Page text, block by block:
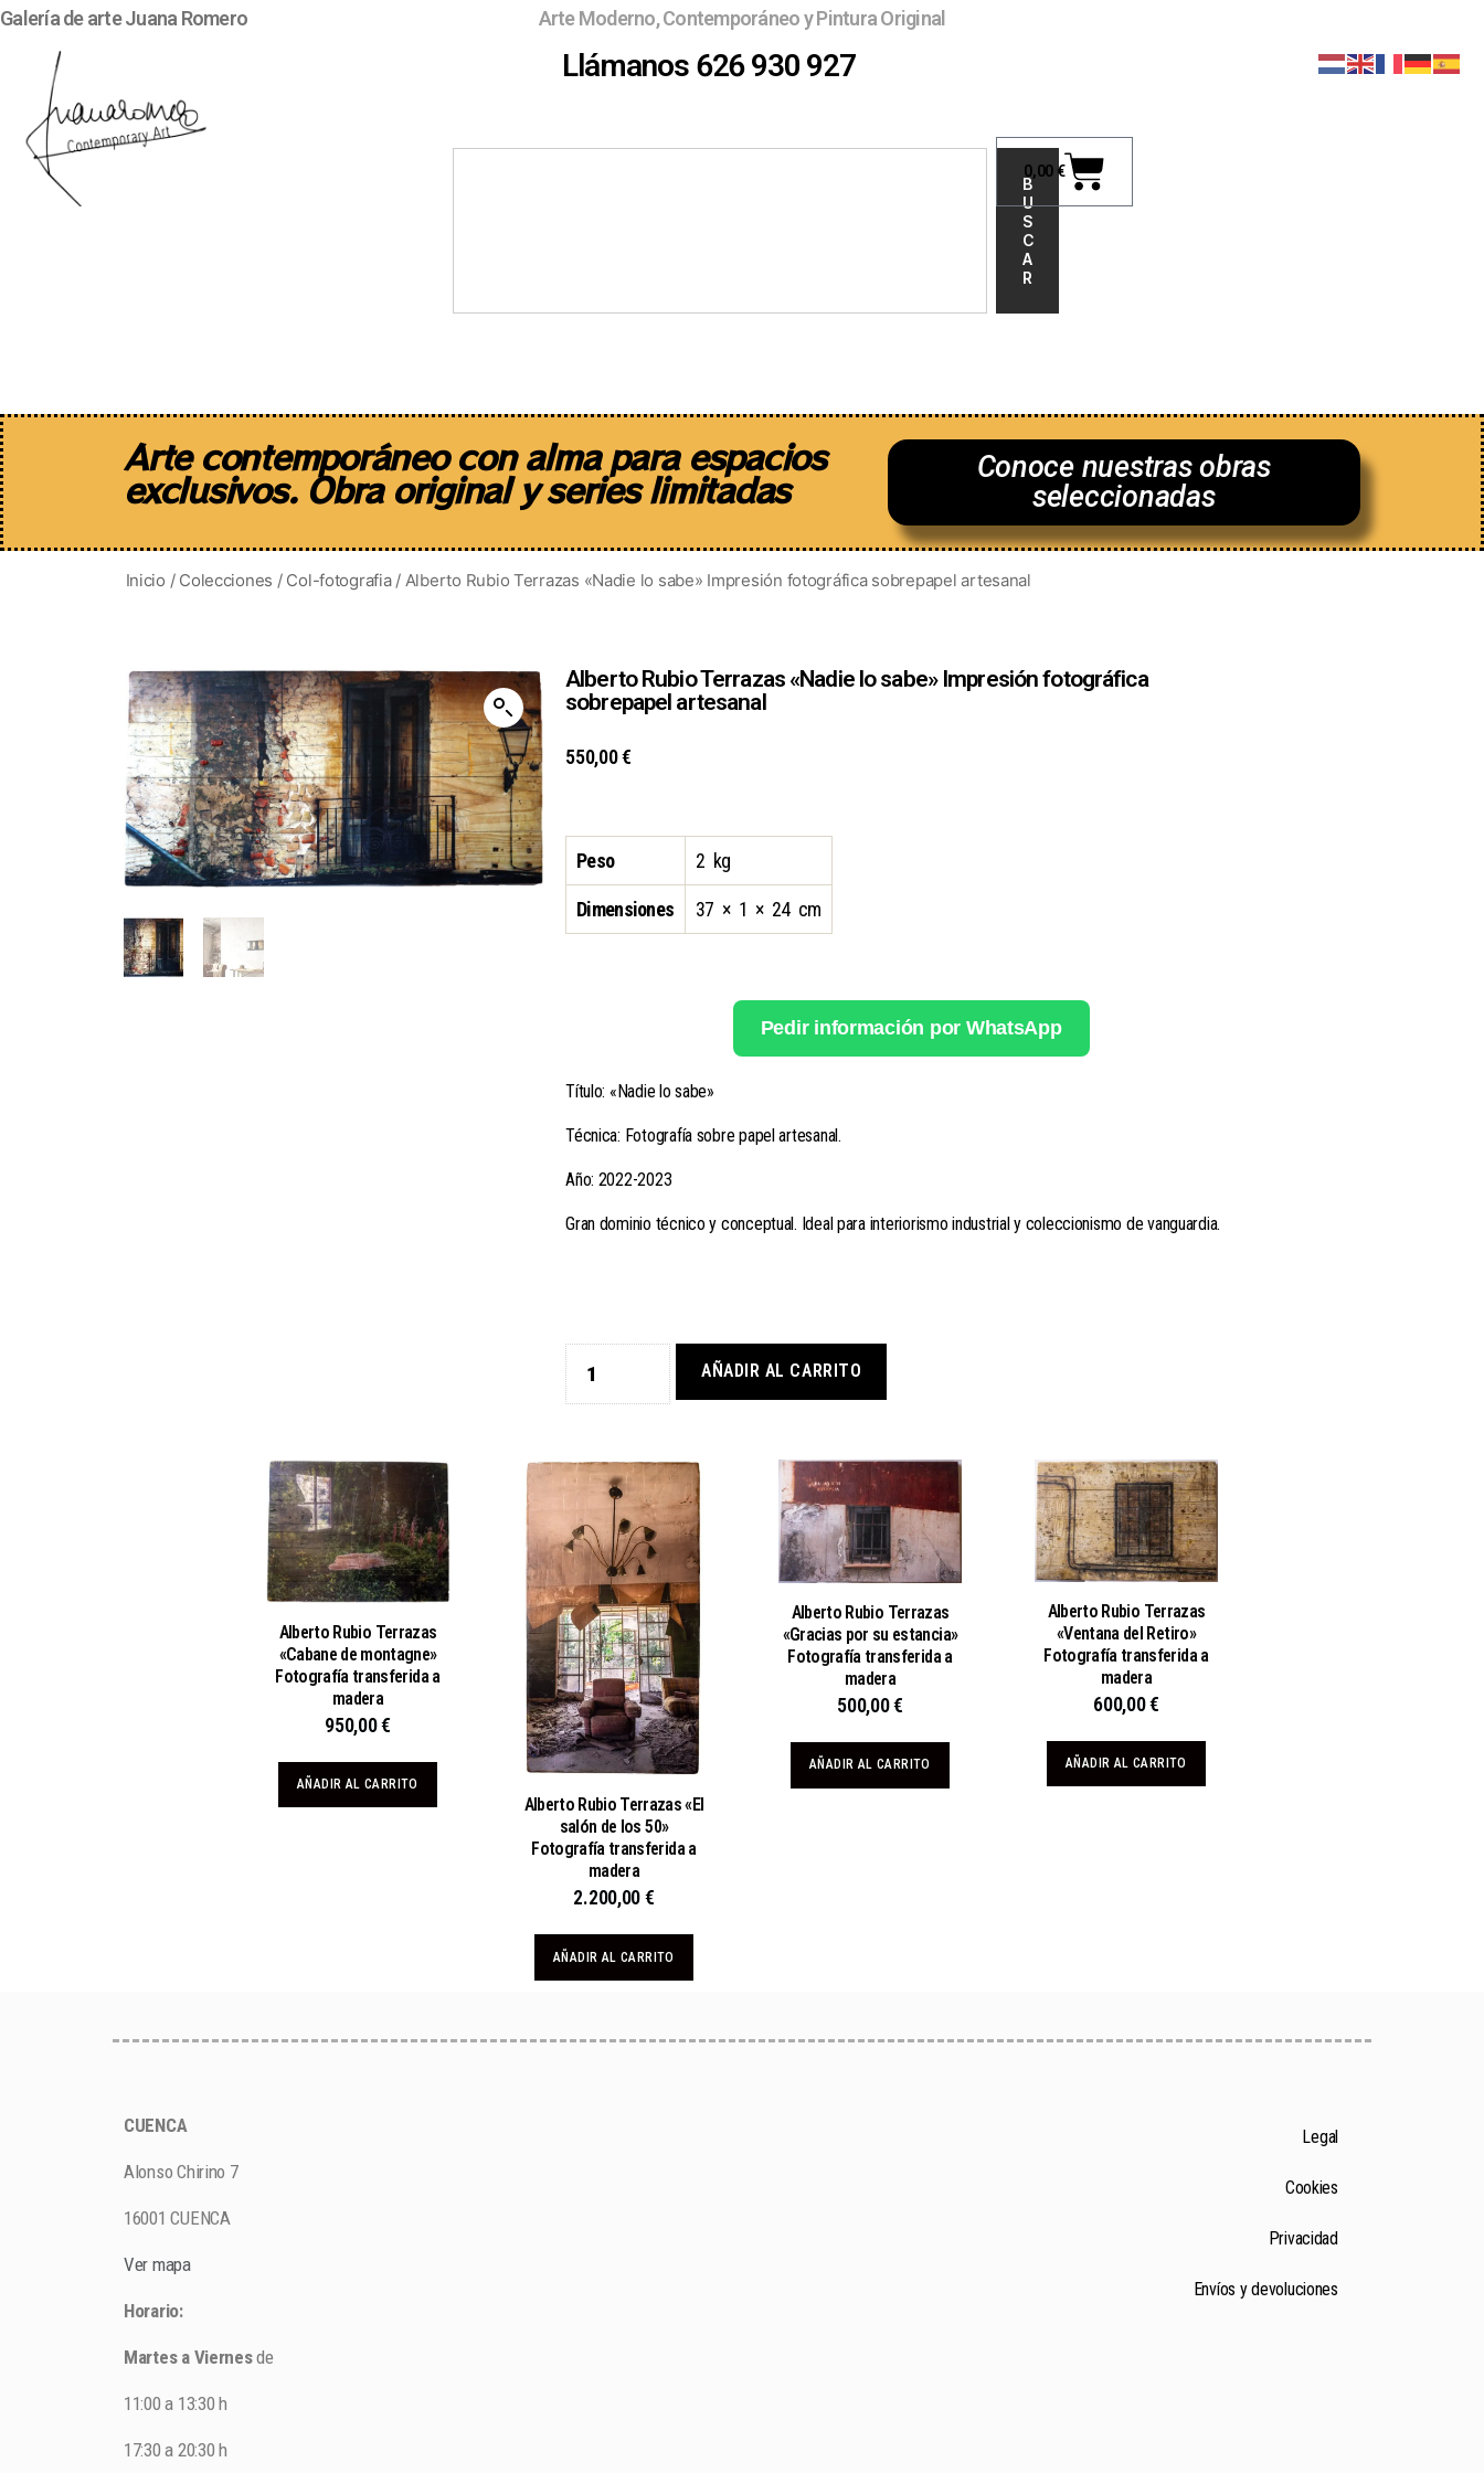
Galería de arte Juana Romero Arte Moderno, Contemporáneo y Pintura Original
Llámanos 626 930 927
0,00 €
B
U
S
C
A
R
Arte contemporáneo con alma para espacios
exclusivos. Obra original y series limitadas
Conoce nuestras obras
seleccionadas
Inicio / Colecciones / Col-fotografia/ Alberto Rubio Terrazas «Nadie lo sabe» Impresión fotográfica sobrepapel artesanal
Alberto Rubio Terrazas «Nadie lo sabe» Impresión fotográfica
sobrepapel artesanal
550,00€
Peso 2 kg
Dimensiones 37 × 1 × 24 cm
Pedir información por WhatsApp
Título: «Nadie lo sabe»
Técnica: Fotografía sobre papel artesanal.
Año: 2022-2023
Gran dominio técnico y conceptual. Ideal para interiorismo industrial y coleccionismo de vanguardia.
AÑADIR AL CARRITO
Alberto Rubio Terrazas
«Cabane de montagne»
Fotografía transferida a
madera
950,00€
AÑADIR AL CARRITO
Alberto Rubio Terrazas «El
salón de los 50»
Fotografía transferida a
madera
2.200,00€
AÑADIR AL CARRITO
Alberto Rubio Terrazas
«Gracias por su estancia»
Fotografía transferida a
madera
500,00€
AÑADIR AL CARRITO
Alberto Rubio Terrazas
«Ventana del Retiro»
Fotografía transferida a
madera
600,00€
AÑADIR AL CARRITO
CUENCA
Alonso Chirino 7
16001 CUENCA
Ver mapa
Horario:
Martes a Viernesde
11:00 a 13:30 h
17:30 a 20:30 h
Legal
Cookies
Privacidad
Envíos y devoluciones